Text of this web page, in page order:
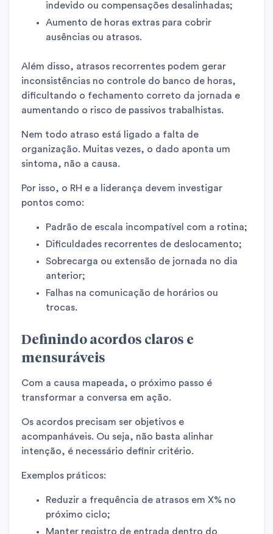
indevido ou compensações desalinhadas;
Aumento de horas extras para cobrir
ausências ou atrasos.
Além disso, atrasos recorrentes podem gerar
inconsistências no controle do banco de horas,
dificultando o fechamento correto da jornada e
aumentando o risco de passivos trabalhistas.
Nem todo atraso está ligado a falta de
organização. Muitas vezes, o dado aponta um
sintoma, não a causa.
Por isso, o RH e a liderança devem investigar
pontos como:
Padrão de escala incompatível com a rotina;
Dificuldades recorrentes de deslocamento;
Sobrecarga ou extensão de jornada no dia
anterior;
Falhas na comunicação de horários ou
trocas.
Definindo acordos claros e
mensuráveis
Com a causa mapeada, o próximo passo é
transformar a conversa em ação.
Os acordos precisam ser objetivos e
acompanháveis. Ou seja, não basta alinhar
intenção, é necessário definir critério.
Exemplos práticos:
Reduzir a frequência de atrasos em X% no
próximo ciclo;
Manter registro de entrada dentro do